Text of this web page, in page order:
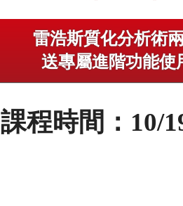
雷浩斯質化分析術
送專屬進階功能使
課程時間：10/